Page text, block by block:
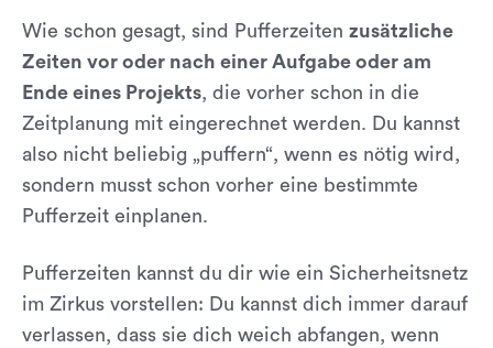
Wie schon gesagt, sind Pufferzeiten zusätzliche
Zeiten vor oder nach einer Aufgabe oder am
Ende eines Projekts, die vorher schon in die
Zeitplanung mit eingerechnet werden. Du kannst
also nicht beliebig „puffern“, wenn es nötig wird,
sondern musst schon vorher eine bestimmte
Pufferzeit einplanen.
Pufferzeiten kannst du dir wie ein Sicherheitsnetz
im Zirkus vorstellen: Du kannst dich immer darauf
verlassen, dass sie dich weich abfangen, wenn